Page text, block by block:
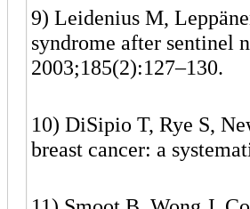
9) Leidenius M,
syndrome after sentinel
2003;185(2):127–130.
10) DiSipio T, Rye S,
breast cancer: a